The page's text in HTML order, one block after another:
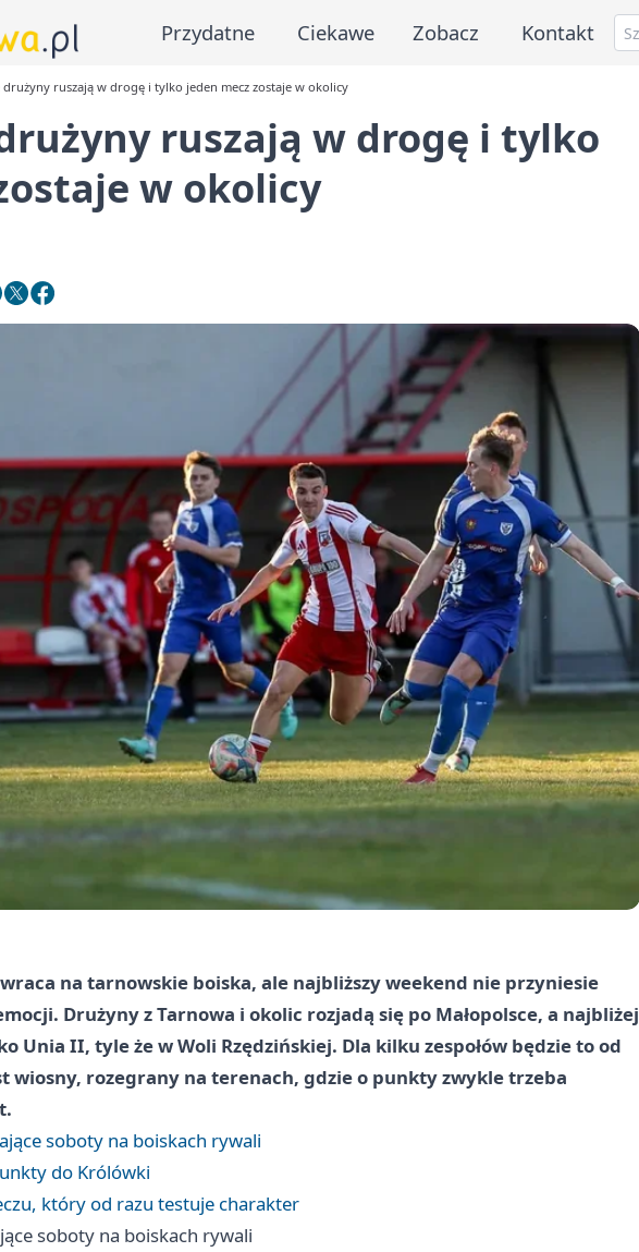
Przydatne Ciekawe Zobacz Kontakt
drużyny ruszają w drogę i tylko jeden mecz zostaje w okolicy
ruszają w drogę i tylko
w okolicy
na tarnowskie boiska, ale najbliższy weekend nie przyniesie
Drużyny z Tarnowa i okolic rozjadą się po Małopolsce, a najbliżej
Unia II, tyle że w Woli Rzędzińskiej. Dla kilku zespołów będzie to od
wiosny, rozegrany na terenach, gdzie o punkty zwykle trzeba
soboty na boiskach rywali
do Królówki
który od razu testuje charakter
soboty na boiskach rywali